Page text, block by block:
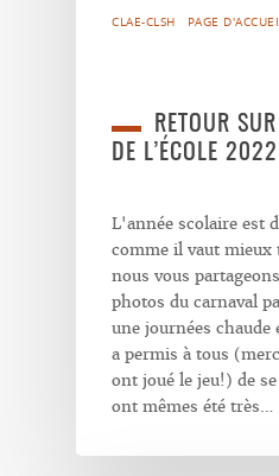
CLAE-CLSH PAGE
RETOUR
DE L’ÉCOLE 2022
L'année scolaire est
comme il vaut mieux
nous vous
photos du carnaval
une journées chaude
a permis à tous
ont joué le jeu!) de
ont mêmes été très…